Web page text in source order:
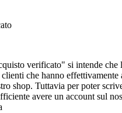
verificato" si intende che
clienti che hanno effettivamente
shop. Tuttavia per poter
avere un account sul